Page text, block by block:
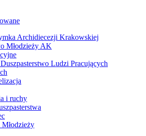
Archidiecezji Krakowskiej
Młodzieży AK
Ludzi Pracujących
i ruchy